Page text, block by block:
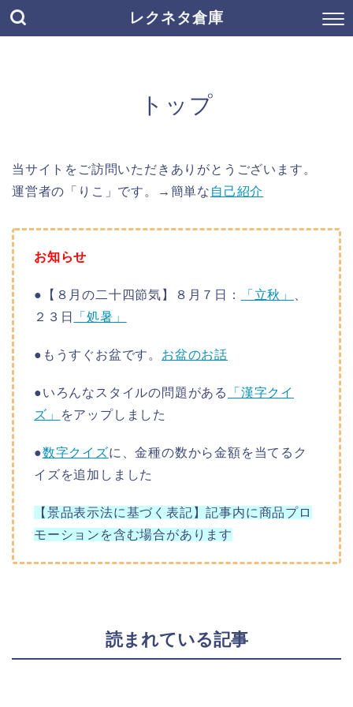
レクネタ倉庫
トップ
当サイトをご訪問いただきありがとうございます。
運営者の「りこ」です。→簡単な 自己紹介
お知らせ
●【８月の二十四節気】８月７日： 「 立秋 」
２３日
「処暑 」
●もうすぐお盆です。 お盆のお話
●いろんなスタイルの問題がある
「漢字クイ
ズ」
をアップしました
●数字クイズに、金種の数から金額を当てるク
イズを追加しました
【景品表示法に基づく表記】記事内に商品プロ
モーションを含む場合があります
読まれている記事